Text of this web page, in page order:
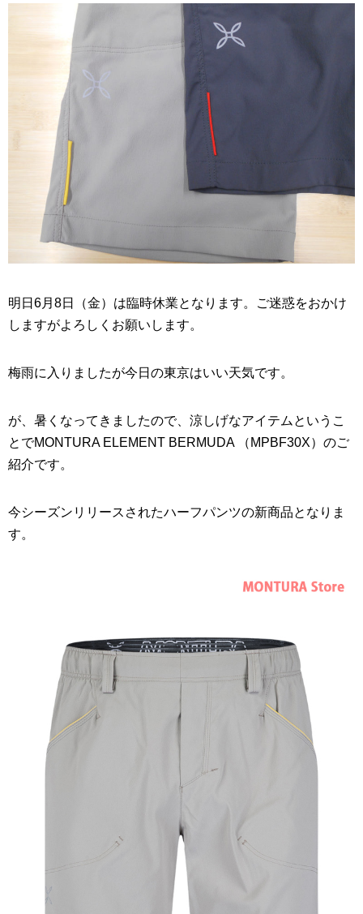
明日6月8日（金）は臨時休業となります。ご迷惑をおかけ
しますがよろしくお願いします。
梅雨に入りましたが今日の東京はいい天気です。
が、暑くなってきましたので、涼しげなアイテムというこ
とでMONTURA ELEMENT BERMUDA （MPBF30X）のご
紹介です。
今シーズンリリースされたハーフパンツの新商品となりま
す。